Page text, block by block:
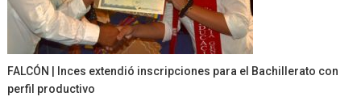
FALCÓN | Inces extendió inscripciones para el Bachillerato con
perfil productivo